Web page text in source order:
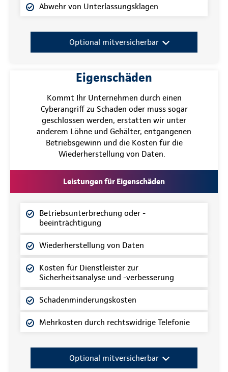
Abwehr von Unterlassungsklagen
Optional mitversicherbar
Eigenschäden
Kommt Ihr Unternehmen durch einen
Cyberangriff zu Schaden oder muss sogar
geschlossen werden, erstatten wir unter
anderem Löhne und Gehälter, entgangenen
Betriebsgewinn und die Kosten für die
Wiederherstellung von Daten.
Leistungen für Eigenschäden
Betriebsunterbrechung oder -
beeinträchtigung
Wiederherstellung von Daten
Kosten für Dienstleister zur
Sicherheitsanalyse und -verbesserung
Schadenminderungskosten
Mehrkosten durch rechtswidrige Telefonie
Optional mitversicherbar